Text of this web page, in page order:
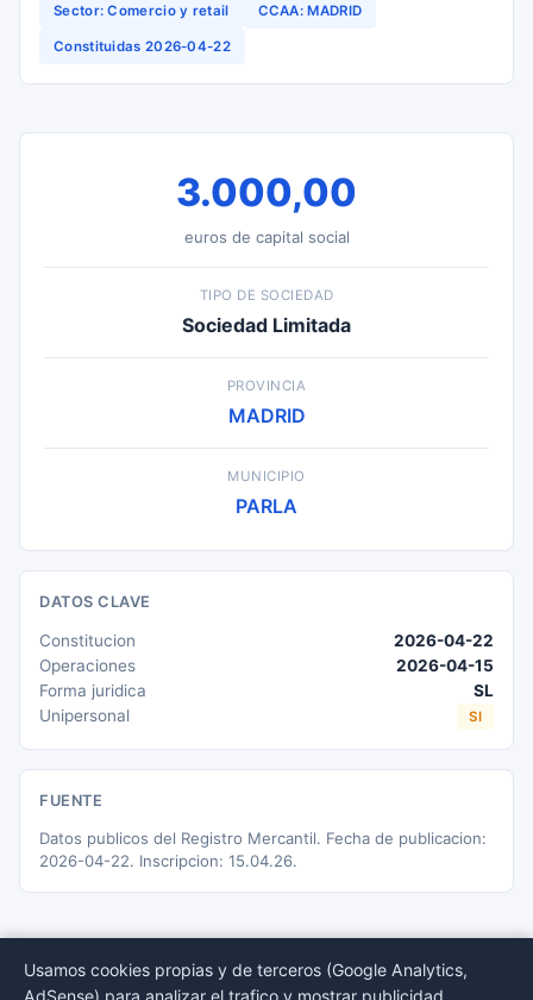
Sector: Comercio y retail CCAA: MADRID
Constituidas 2026-04-22
3.000,00
euros de capital social
TIPO DE SOCIEDAD
Sociedad Limitada
PROVINCIA
MADRID
MUNICIPIO
PARLA
DATOS CLAVE
Constitucion
2026-04-22
Operaciones
2026-04-15
Forma juridica
SL
Unipersonal
SI
FUENTE
Datos publicos del Registro Mercantil. Fecha de publicacion:
2026-04-22. Inscripcion: 15.04.26.
Usamos cookies propias y de terceros (Google Analytics,
AdSense) para analizar el trafico y mostrar publicidad.